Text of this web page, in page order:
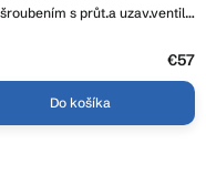
s průt.a uzav.ventily
€57
Do košíka